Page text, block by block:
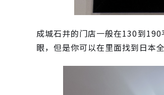
成城石井的门店一般在130到
眼，但是你可以在里面找到日本